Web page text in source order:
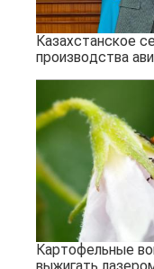
Казахстанское
производства
Картофельные